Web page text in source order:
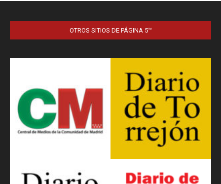
OTROS SITIOS DE PÁGINA 5™